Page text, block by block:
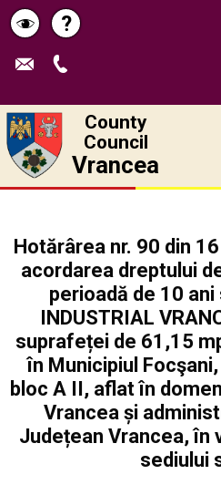
Schimbă
contrastul
Help
?
County
Council
Vrancea
Hotărârea nr. 90 din
acordarea dreptului
perioadă de 10
INDUSTRIAL
suprafeței de 61,15
în Municipiul
bloc A II, aflat în
Vrancea și
Județean Vrancea, în
sediului